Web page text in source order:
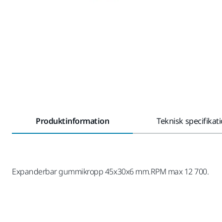
Produktinformation Teknisk
Expanderbar gummikropp 45x30x6 mm.RPM max 12 700.